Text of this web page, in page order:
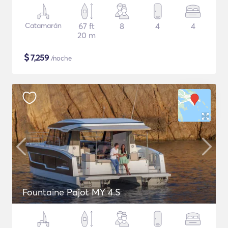
Catamarán
67 ft
20 m
8 4 4
$7,259 /noche
Fountaine Pajot MY 4.S